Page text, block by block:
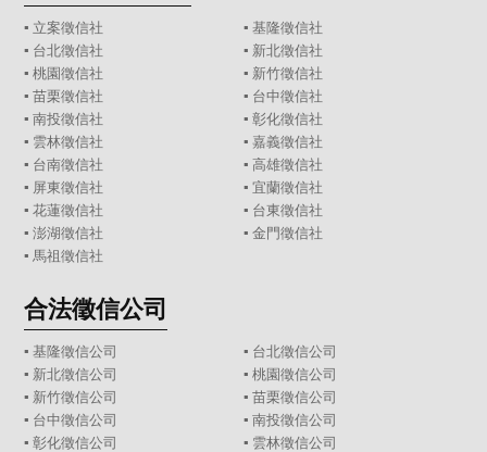
▪ 立案徵信社 ▪ 基隆徵信社
▪ 台北徵信社 ▪ 新北徵信社
▪桃園徵信社 ▪ 新竹徵信社
▪苗栗徵信社 ▪ 台中徵信社
▪南投徵信社 ▪ 彰化徵信社
▪ 雲林徵信社 ▪ 嘉義徵信社
▪ 台南徵信社 ▪ 高雄徵信社
▪ 屏東徵信社 ▪ 宜蘭徵信社
▪花蓮徵信社 ▪ 台東徵信社
▪澎湖徵信社 ▪ 金門徵信社
▪ 馬祖徵信社
合法徵信公司
▪基隆徵信公司 ▪ 台北徵信公司
▪ 新北徵信公司 ▪ 桃園徵信公司
▪ 新竹徵信公司 ▪ 苗栗徵信公司
▪ 台中徵信公司 ▪ 南投徵信公司
▪彰化徵信公司 ▪ 雲林徵信公司